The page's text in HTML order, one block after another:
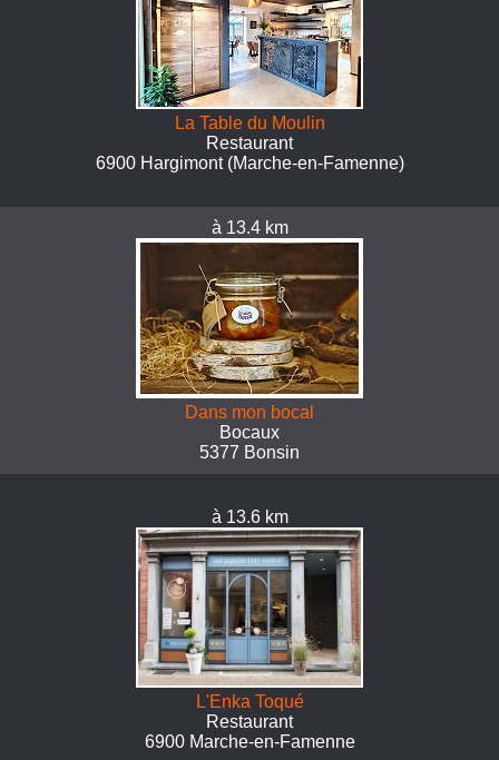
La Table du Moulin
Restaurant
6900 Hargimont (Marche-en-Famenne)
à 13.4 km
Dans mon bocal
Bocaux
5377 Bonsin
à 13.6 km
L'Enka Toqué
Restaurant
6900 Marche-en-Famenne